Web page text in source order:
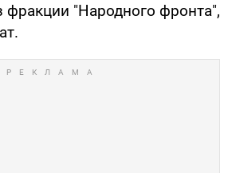
"Народного фронта",